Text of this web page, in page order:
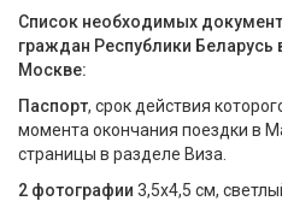
Список необходимых
граждан Республики Беларусь
Москве:
Паспорт, срок действия
момента окончания поездки в
страницы в разделе Виза.
2 фотографии 3,5x4,5 см,